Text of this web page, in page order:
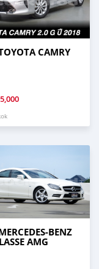
CAMRY
BENZ
AMG